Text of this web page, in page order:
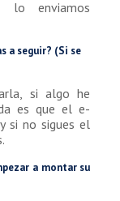
enviamos
a seguir? (Si se
si algo he
es que el e-
si no sigues el
a montar su